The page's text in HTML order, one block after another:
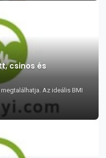
csinos és
Az ideális BMI